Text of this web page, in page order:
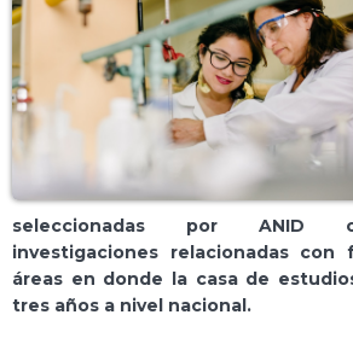
seleccionadas por ANID
investigaciones relacionadas con
áreas en donde la casa de
tres años a nivel nacional.